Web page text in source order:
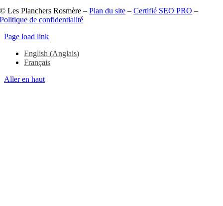
© Les Planchers Rosmère –Plan du site –Certifié SEO PRO –
Politique de confidentialité
Page load link
English (Anglais)
Français
Aller en haut